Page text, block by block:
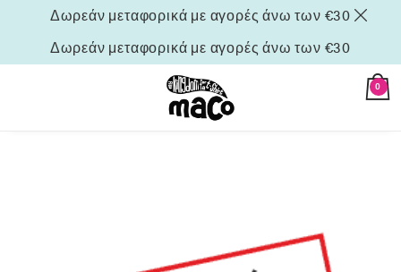
Δωρεάν μεταφορικά με αγορές άνω των €30
Δωρεάν μεταφορικά με αγορές άνω των €30
0